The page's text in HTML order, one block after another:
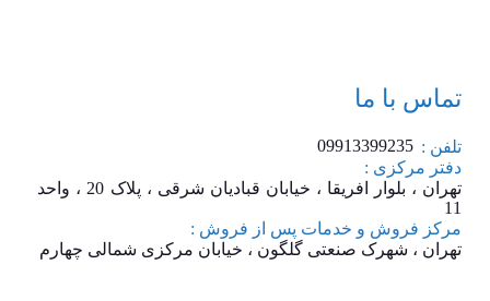
تماس با ما
تلفن : 09913399235
دفتر مرکزی :
تهران ، بلوار افریقا ، خیابان قبادیان شرقی ، پلاک 20 ، واحد
11
مرکز فروش و خدمات پس از فروش :
تهران ، شهرک صنعتی گلگون ، خیابان مرکزی شمالی چهارم